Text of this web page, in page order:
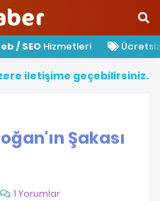
/ SEO Hizmetleri
ere iletişime geçebilirsiniz.
Şakası
1 Yorumlar